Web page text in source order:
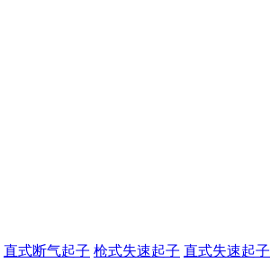
直式断气起子 枪式失速起子 直式失速起子